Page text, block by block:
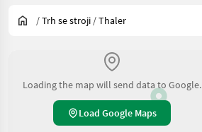
/Trh se stroji /Thaler
Loading the map will send data to Google.
Load Google Maps